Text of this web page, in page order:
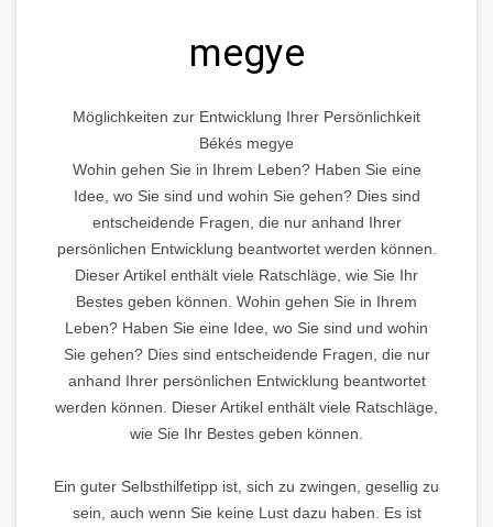
megye
Möglichkeiten zur Entwicklung Ihrer Persönlichkeit
Békés megye
Wohin gehen Sie in Ihrem Leben? Haben Sie eine
Idee, wo Sie sind und wohin Sie gehen? Dies sind
entscheidende Fragen, die nur anhand Ihrer
persönlichen Entwicklung beantwortet werden können.
Dieser Artikel enthält viele Ratschläge, wie Sie Ihr
Bestes geben können. Wohin gehen Sie in Ihrem
Leben? Haben Sie eine Idee, wo Sie sind und wohin
Sie gehen? Dies sind entscheidende Fragen, die nur
anhand Ihrer persönlichen Entwicklung beantwortet
werden können. Dieser Artikel enthält viele Ratschläge,
wie Sie Ihr Bestes geben können.
Ein guter Selbsthilfetipp ist, sich zu zwingen, gesellig zu
sein, auch wenn Sie keine Lust dazu haben. Es ist